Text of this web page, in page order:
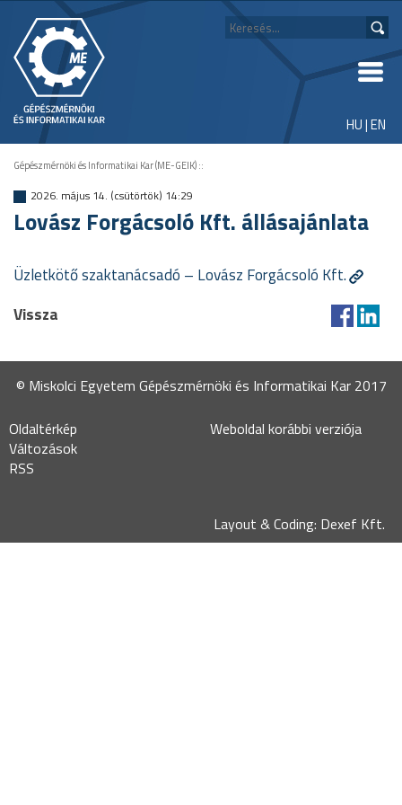
HU|EN
Gépészmérnöki és Informatikai Kar (ME-GEIK)::
2026. május 14. (csütörtök) 14:29
Lovász Forgácsoló Kft. állásajánlata
Üzletkötő szaktanácsadó – Lovász Forgácsoló Kft.
Vissza
© Miskolci Egyetem Gépészmérnöki és Informatikai Kar 2017
Oldaltérkép
Változások
RSS
Weboldal korábbi verziója
Layout & Coding: Dexef Kft.